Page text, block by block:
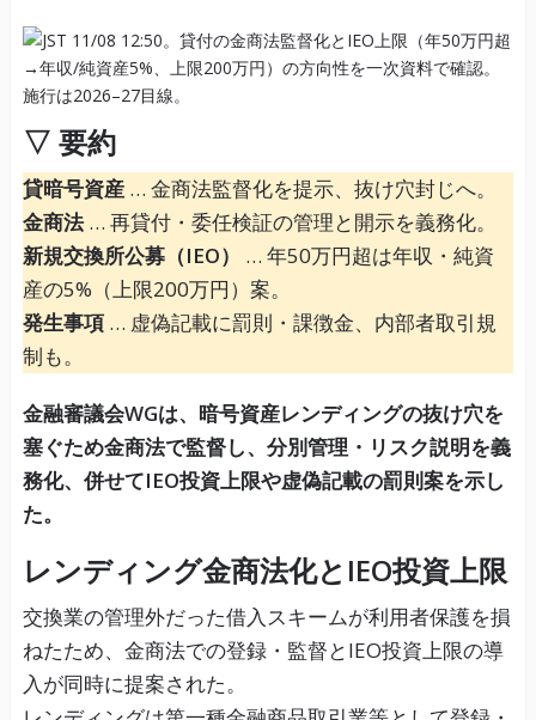
▽ 要約
貸暗号資産… 金商法監督化を提示、抜け穴封じへ。
金商法… 再貸付・委任検証の管理と開示を義務化。
新規交換所公募（IEO）
… 年50万円超は年収・純資
産の5%（上限200万円）案。
発生事項 … 虚偽記載に罰則・課徴金、内部者取引規
制も。
金融審議会WGは、暗号資産レンディングの抜け穴を
塞ぐため金商法で監督し、分別管理・リスク説明を義
務化、併せてIEO投資上限や虚偽記載の罰則案を示し
た。
レンディング金商法化とIEO投資上限
交換業の管理外だった借入スキームが利用者保護を損
ねたため、金商法での登録・監督とIEO投資上限の導
入が同時に提案された。